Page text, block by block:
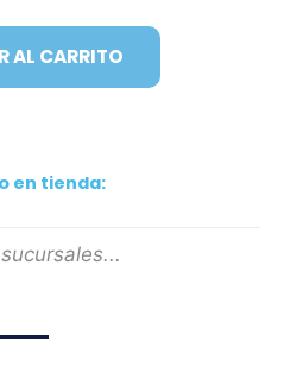
AL CARRITO
en tienda: